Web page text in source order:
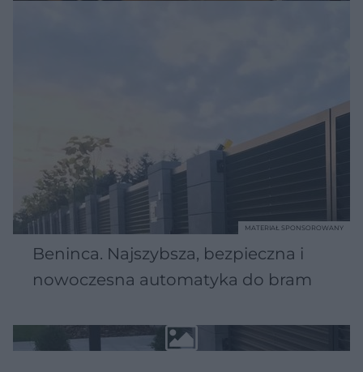
Beninca. Najszybsza, bezpieczna i
nowoczesna automatyka do bram
MATERIAŁ SPONSOROWANY